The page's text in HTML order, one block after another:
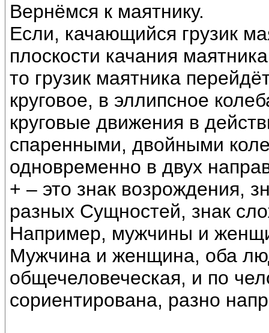
Вернёмся к маятнику.
Если, качающийся грузик
плоскости качания
то грузик маятника
круговое, в эллипсное
круговые движения в
спаренными, двойными
одновременно в двух
+ – это знак возрождения,
разных Сущностей, знак
Например, мужчины и
Мужчина и женщина, оба
общечеловеческая, и по
сориентирована, разно